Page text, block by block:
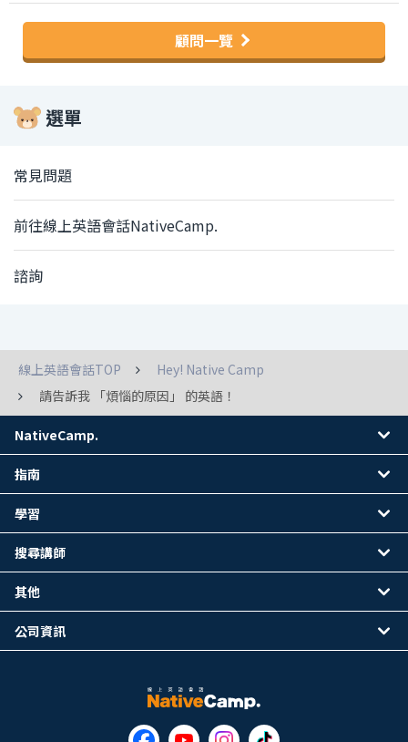
顧問一覽
選單
常見問題
前往線上英語會話NativeCamp.
諮詢
線上英語會話TOP
Hey! Native Camp
請告訴我 「煩惱的原因」 的英語！
NativeCamp.
指南
學習
搜尋講師
其他
公司資訊